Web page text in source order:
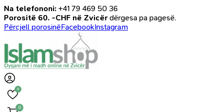
Na telefononi: +41 79 469 50 36
Porositë 60. -CHF në Zvicër dërgesa pa pagesë.
Përcjell porosinëFacebookInstagram
0
0